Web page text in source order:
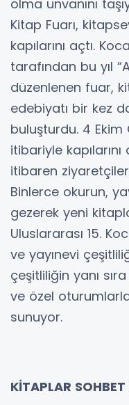
olma unvanını
Kitap Fuarı,
kapılarını açtı.
tarafından bu yıl
düzenlenen fuar,
edebiyatı bir kez
buluşturdu. 4
itibariyle
itibaren
Binlerce okurun,
gezerek yeni
Uluslararası 15.
ve yayınevi
çeşitliliğin yanı
ve özel
sunuyor.
KİTAPLAR